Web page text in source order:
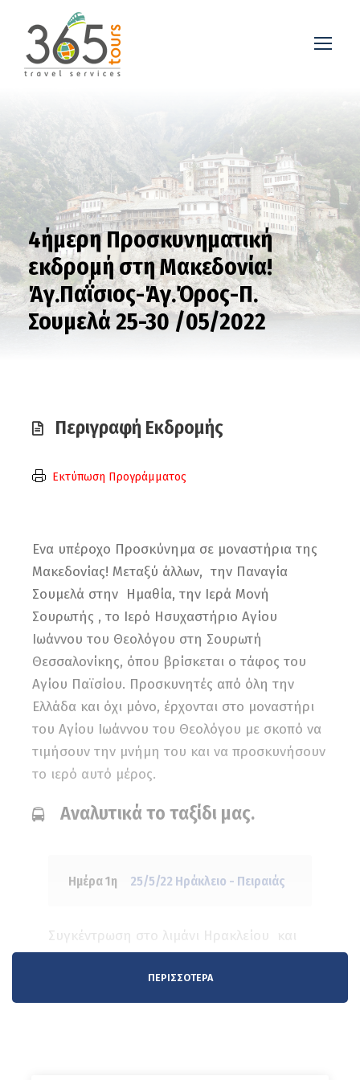
4ήμερη Προσκυνηματική
εκδρομή στη Μακεδονία!
Άγ.Παΐσιος-Άγ.Όρος-Π.
Σουμελά 25-30 /05/2022
Περιγραφή Εκδρομής
Εκτύπωση Προγράμματος
Ενα υπέροχο Προσκύνημα σε μοναστήρια της
Μακεδονίας! Μεταξύ άλλων, την Παναγία
Σουμελά στην Ημαθία, την Ιερά Μονή
Σουρωτής , το Ιερό Ησυχαστήριο Αγίου
Ιωάννου του Θεολόγου στη Σουρωτή
Θεσσαλονίκης, όπου βρίσκεται ο τάφος του
Αγίου Παϊσίου. Προσκυνητές από όλη την
Ελλάδα και όχι μόνο, έρχονται στο μοναστήρι
του Αγίου Ιωάννου του Θεολόγου με σκοπό να
τιμήσουν την μνήμη του και να προσκυνήσουν
το ιερό αυτό μέρος.
Αναλυτικά το ταξίδι μας.
Ημέρα 1η 25/5/22 Ηράκλειο - Πειραιάς
Συγκέντρωση στο λιμάνι Ηρακλείου και
Γραμμών για Πειραιά. Διανυκτέρευση εν
πλω.
ΠΕΡΙΣΣΌΤΕΡΑ